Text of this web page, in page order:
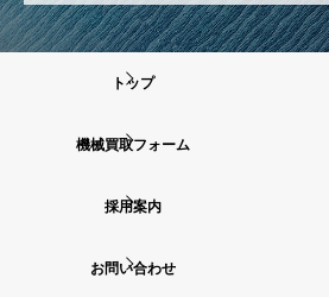
トップ
機械買取フォーム
採用案内
お問い合わせ